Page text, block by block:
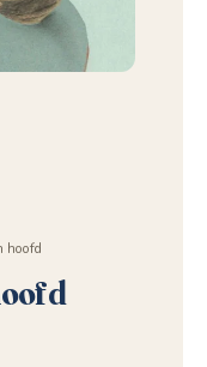
hoofd